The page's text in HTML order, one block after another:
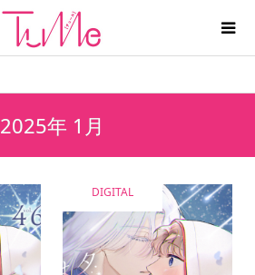
2025年 1月
DIGITAL